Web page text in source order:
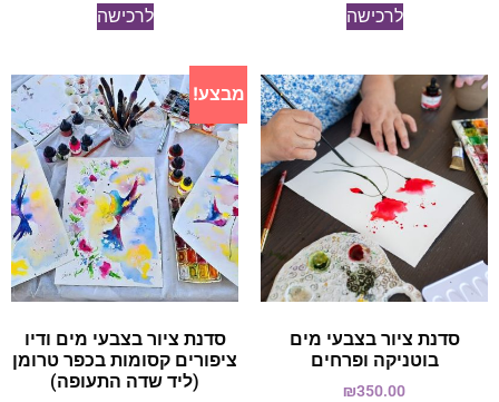
לרכישה לרכישה
סדנת ציור בצבעי מים
בוטניקה ופרחים
₪350.00
מבצע!
סדנת ציור בצבעי מים ודיו
ציפורים קסומות בכפר טרומן
(ליד שדה התעופה)